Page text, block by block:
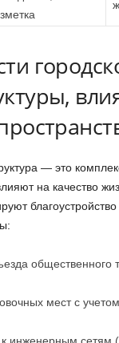
— это
на качество
общественного
мест с